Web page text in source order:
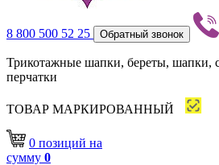
8 800 500 52 25 Обратный звонок
Трикотажные шапки, береты, шапки,
перчатки
ТОВАР МАРКИРОВАННЫЙ
0 позиций на
сумму 0